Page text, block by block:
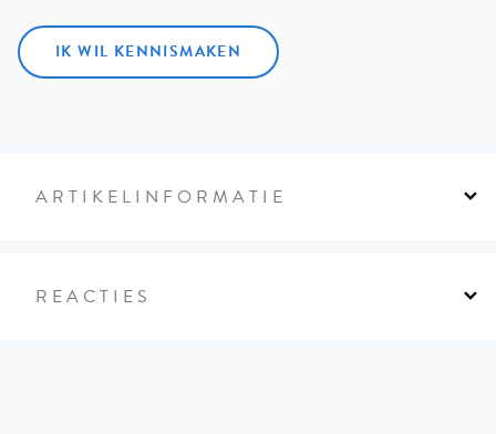
IK WIL KENNISMAKEN
ARTIKELINFORMATIE
REACTIES